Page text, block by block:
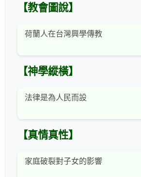
【教會圖說】
荷蘭人在台灣興學傳教
【神學縱橫】
法律是為人民而設
【真情真性】
家庭破裂對子女的影響